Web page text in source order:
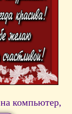
компьютер,